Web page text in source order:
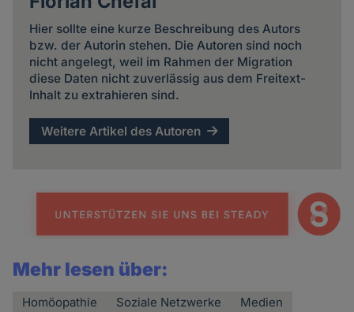
Hier sollte eine kurze Beschreibung des Autors
bzw. der Autorin stehen. Die Autoren sind noch
nicht angelegt, weil im Rahmen der Migration
diese Daten nicht zuverlässig aus dem Freitext-
Inhalt zu extrahieren sind.
Weitere Artikel des Autoren
Mehr lesen über:
Homöopathie Soziale Netzwerke Medien